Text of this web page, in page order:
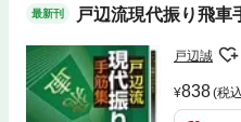
最新刊 戸辺流現代振り飛車
戸辺誠
838(税